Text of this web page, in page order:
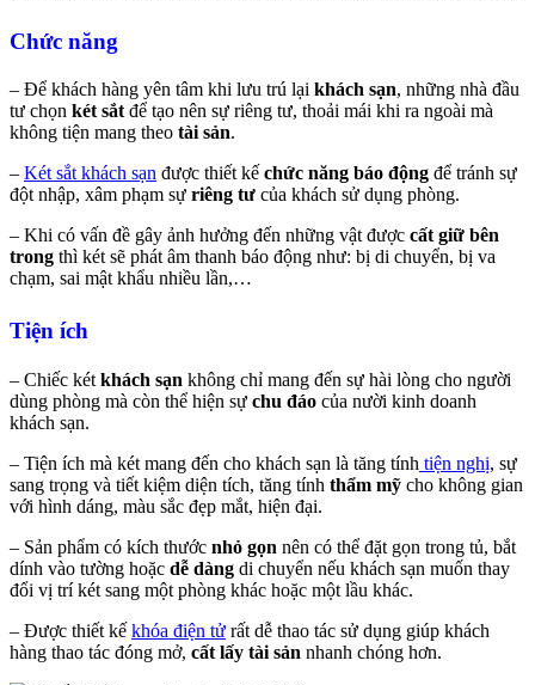
Chức năng
– Để khách hàng yên tâm khi lưu trú lại khách sạn, những nhà đầu
tư chọn két sắtđể tạo nên sự riêng tư, thoải mái khi ra ngoài mà
không tiện mang theo tài sản.
– Két sắt khách sạn được thiết kế chức năng báo động để tránh sự
đột nhập, xâm phạm sự riêng tư của khách sử dụng phòng.
– Khi có vấn đề gây ảnh hưởng đến những vật được cất giữ bên
trong thì két sẽ phát âm thanh báo động như: bị di chuyển, bị va
chạm, sai mật khẩu nhiều lần,…
Tiện ích
– Chiếc két khách sạn không chỉ mang đến sự hài lòng cho người
dùng phòng mà còn thể hiện sự chu đáo của nười kinh doanh
khách sạn.
– Tiện ích mà két mang đến cho khách sạn là tăng tính tiện nghị, sự
sang trọng và tiết kiệm diện tích, tăng tính thẩm mỹ cho không gian
với hình dáng, màu sắc đẹp mắt, hiện đại.
– Sản phẩm có kích thước nhỏ gọn nên có thể đặt gọn trong tủ, bắt
dính vào tường hoặc dễ dàng di chuyển nếu khách sạn muốn thay
đổi vị trí két sang một phòng khác hoặc một lầu khác.
– Được thiết kế khóa điện tử rất dễ thao tác sử dụng giúp khách
hàng thao tác đóng mở, cất lấy tài sản nhanh chóng hơn.